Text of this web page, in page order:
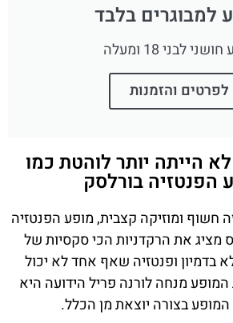
למבוגרים בלבד
לבני 18 ומעלה
לפרטים והזמנות
הייתה יותר לוהטת כמו
הפנטזיה בורלסק
חשוף ומוזיקה קצבית, מופע הפנטזיה
מציג את הרקדניות הכי סקסיות של
בדמיון ופנטזיה שאף אחד לא יכול
מנחה לורנה פריל הידועה היא
בצורה יוצאת מן הכלל.